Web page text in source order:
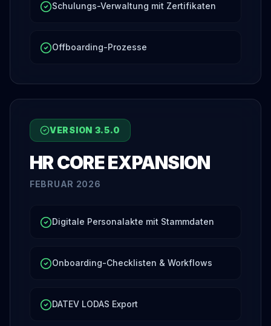
Schulungs-Verwaltung mit Zertifikaten
Offboarding-Prozesse
VERSION 3.5.0
HR CORE EXPANSION
FEBRUAR 2026
Digitale Personalakte mit Stammdaten
Onboarding-Checklisten & Workflows
DATEV LODAS Export